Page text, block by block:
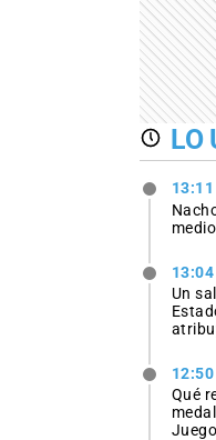
LO
13:11
13:04
Un
12:50
Qué